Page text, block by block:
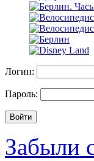
Логин:
Пароль:
Забыли